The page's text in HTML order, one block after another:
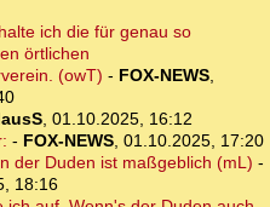
ich die für genau so
örtlichen
(owT) - FOX-NEWS,
, 01.10.2025, 16:12
- FOX-NEWS, 01.10.2025, 17:20
der Duden ist maßgeblich (mL) -
18:16